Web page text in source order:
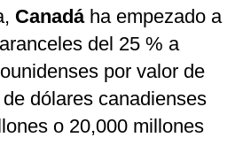
Canadá ha empezado a
del 25 % a
por valor de
dólares canadienses
o 20,000 millones